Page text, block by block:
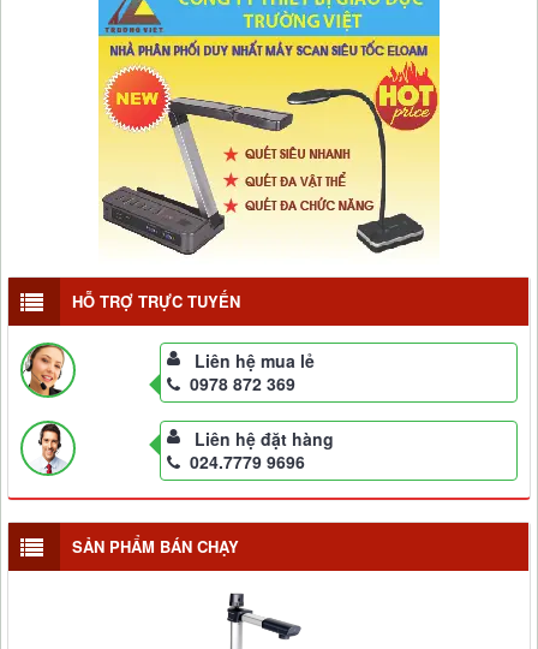
HỖ TRỢ TRỰC TUYẾN
Liên hệ mua lẻ
0978 872 369
Liên hệ đặt hàng
024.7779 9696
SẢN PHẨM BÁN CHẠY